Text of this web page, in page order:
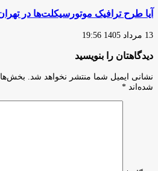
آیا طرح ترافیک موتورسیکلت‌ها در
13 مرداد 1405 19:56
دیدگاهتان را بنویسید
نشانی ایمیل شما منتشر نخواهد شد.
شده‌اند *